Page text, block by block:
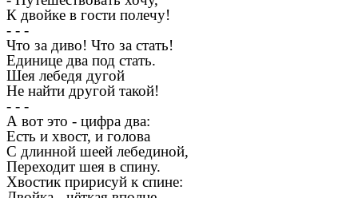
К двойке в гости полечу!
- - -
Что за диво! Что за стать!
Единице два под стать.
Шея лебедя дугой
Не найти другой такой!
- - -
А вот это - цифра два:
Есть и хвост, и голова
С длинной шеей лебединой,
Переходит шея в спину.
Хвостик пририсуй к спине: